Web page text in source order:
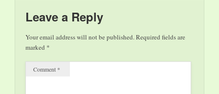
Leave a Reply
Your email address will not be published.Required fields are
marked *
Comment *